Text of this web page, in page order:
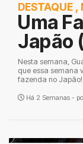
DESTAQUE ,
Uma
Japão
Nesta semana,
que essa semana
fazenda no Japão!
Há 2 Semanas -